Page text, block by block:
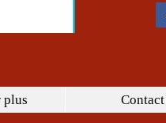
plus Contact